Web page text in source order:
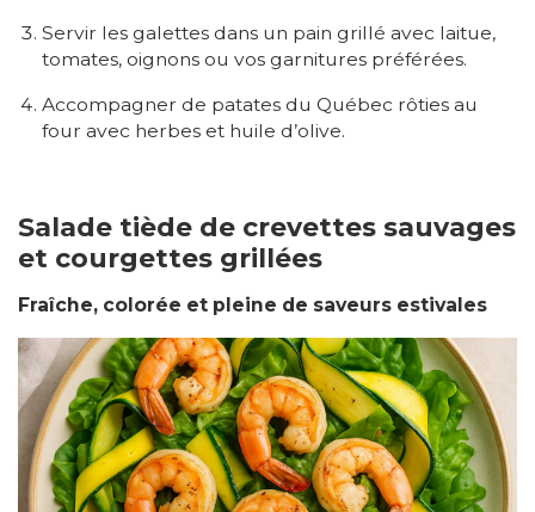
Servir les galettes dans un pain grillé avec laitue,
tomates, oignons ou vos garnitures préférées.
Accompagner de patates du Québec rôties au
four avec herbes et huile d’olive.
Salade tiède de crevettes sauvages
et courgettes grillées
Fraîche, colorée et pleine de saveurs estivales